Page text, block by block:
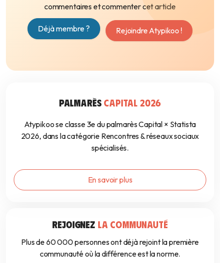
commentaires et commenter cet article
Déjà membre ? Rejoindre Atypikoo !
PALMARÈS CAPITAL 2026
Atypikoo se classe 3e du palmarès Capital × Statista
2026, dans la catégorie Rencontres & réseaux sociaux
spécialisés.
En savoir plus
REJOIGNEZ LA COMMUNAUTÉ
Plus de 60 000 personnes ont déjà rejoint la première
communauté où la différence est la norme.